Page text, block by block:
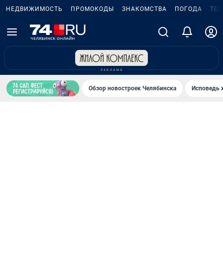
НЕДВИЖИМОСТЬ ПРОМОКОДЫ ЗНАКОМСТВА ПОГОДА
Обзор новостроек Челябинска Исповедь